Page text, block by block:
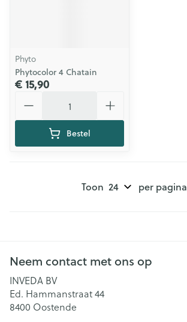
Phyto
Phytocolor 4 Chatain
€ 15,90
Bestel
Toon per pagina
Neem contact met ons op
INVEDA BV
Ed. Hammanstraat 44
8400 Oostende